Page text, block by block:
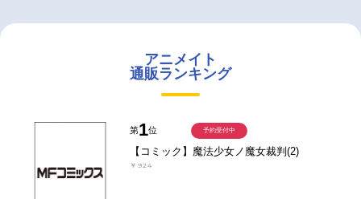
アニメイト
通販ランキング
第1位
【コミック】魔法少女ノ魔女裁判(2)
￥924
予約受付中